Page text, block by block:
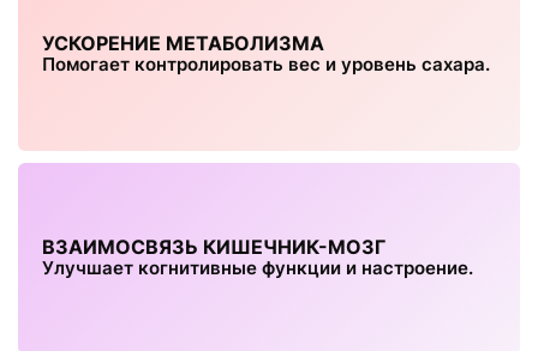
УСКОРЕНИЕ МЕТАБОЛИЗМА
Помогает контролировать вес и уровень сахара.
ВЗАИМОСВЯЗЬ КИШЕЧНИК-МОЗГ
Улучшает когнитивные функции и настроение.